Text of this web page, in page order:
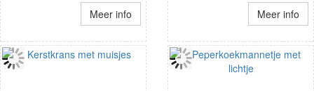
Meer info Meer info